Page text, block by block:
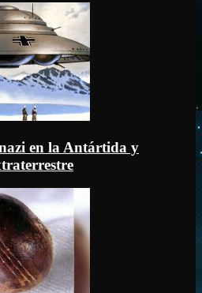
en la Antártida y